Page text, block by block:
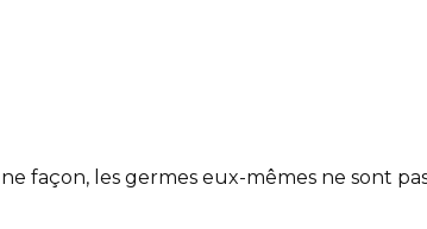
façon, les germes eux-mêmes ne sont